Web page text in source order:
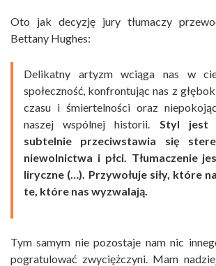
Oto jak decyzję jury tłumaczy
Bettany Hughes:
Delikatny artyzm wciąga nas w
społeczność, konfrontując nas z
czasu i śmiertelności oraz
naszej wspólnej historii. Styl jest
subtelnie przeciwstawia się
niewolnictwa i płci. Tłumaczenie
liryczne (…). Przywołuje siły, które
te, które nas wyzwalają.
Tym samym nie pozostaje nam nic
pogratulować zwyciężczyni. Mam